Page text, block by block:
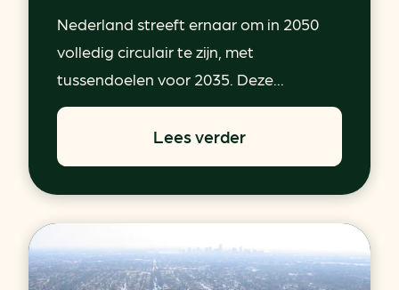
Nederland streeft ernaar om in 2050
volledig circulair te zijn, met
tussendoelen voor 2035. Deze...
Lees verder